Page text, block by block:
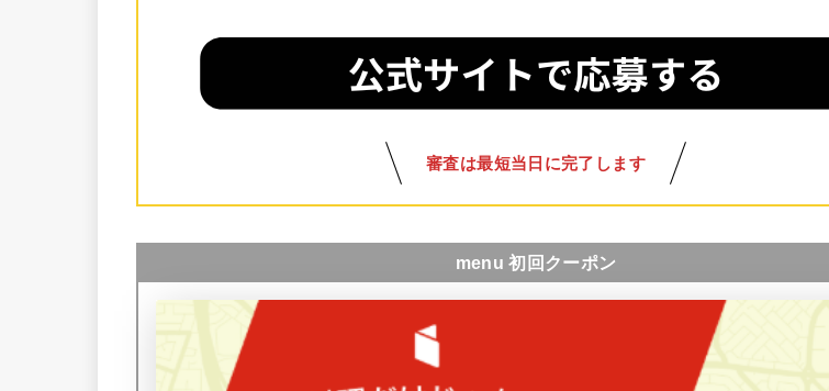
審査は最短当日に完了します
menu 初回クーポン